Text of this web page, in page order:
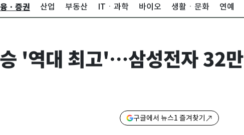
ㆍ증권 산업 부동산 ITㆍ과학 바이오 생활ㆍ문화 연예
'역대 최고'…삼성전자 32
구글에서 뉴스1 즐겨찾기